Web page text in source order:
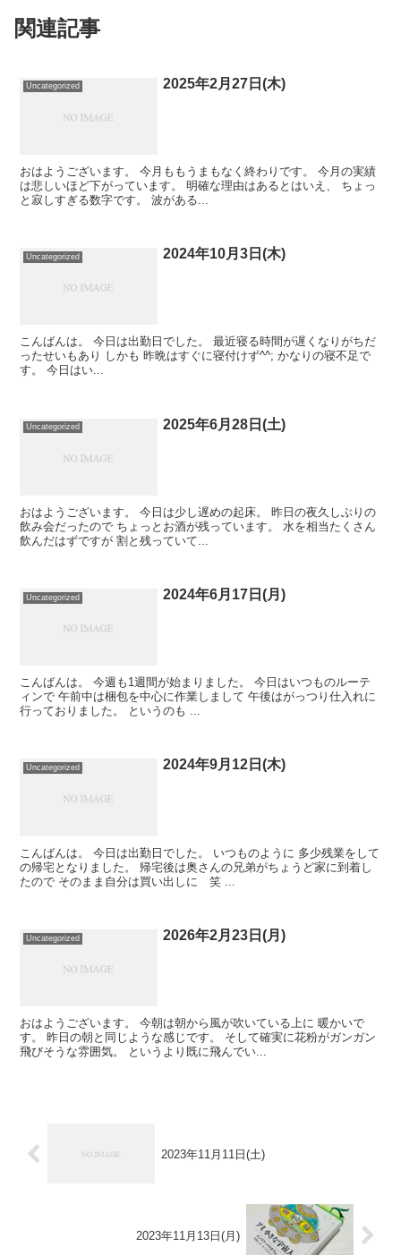
関連記事
Uncategorized 2025年2月27日(木)
おはようございます。 今月ももうまもなく終わりです。 今月の実績
は悲しいほど下がっています。 明確な理由はあるとはいえ、 ちょっ
と寂しすぎる数字です。 波がある...
Uncategorized 2024年10月3日(木)
こんばんは。 今日は出勤日でした。 最近寝る時間が遅くなりがちだ
ったせいもあり しかも 昨晩はすぐに寝付けず^^; かなりの寝不足で
す。 今日はい...
Uncategorized 2025年6月28日(土)
おはようございます。 今日は少し遅めの起床。 昨日の夜久しぶりの
飲み会だったので ちょっとお酒が残っています。 水を相当たくさん
飲んだはずですが 割と残っていて...
Uncategorized 2024年6月17日(月)
こんばんは。 今週も1週間が始まりました。 今日はいつものルーテ
ィンで 午前中は梱包を中心に作業しまして 午後はがっつり仕入れに
行っておりました。 というのも ...
Uncategorized 2024年9月12日(木)
こんばんは。 今日は出勤日でした。 いつものように 多少残業をして
の帰宅となりました。 帰宅後は奥さんの兄弟がちょうど家に到着し
たので そのまま自分は買い出しに 笑 ...
Uncategorized 2026年2月23日(月)
おはようございます。 今朝は朝から風が吹いている上に 暖かいで
す。 昨日の朝と同じような感じです。 そして確実に花粉がガンガン
飛びそうな雰囲気。 というより既に飛んでい...
2023年11月11日(土)
2023年11月13日(月)